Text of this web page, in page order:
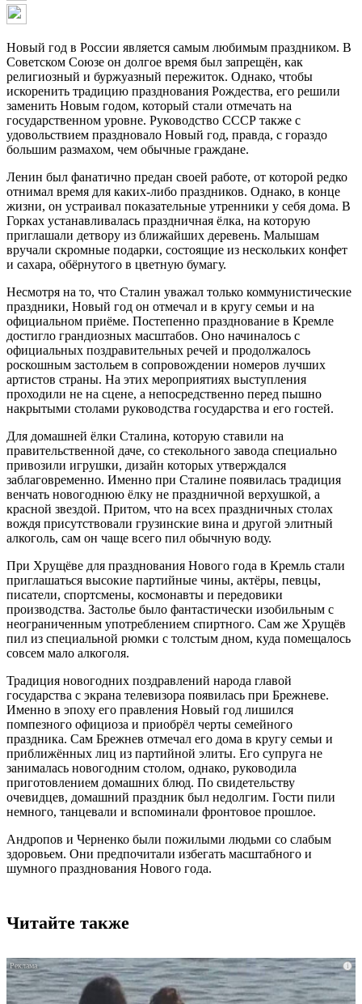
Новый год в России является самым любимым праздником. В
Советском Союзе он долгое время был запрещён, как
религиозный и буржуазный пережиток. Однако, чтобы
искоренить традицию празднования Рождества, его решили
заменить Новым годом, который стали отмечать на
государственном уровне. Руководство СССР также с
удовольствием праздновало Новый год, правда, с гораздо
большим размахом, чем обычные граждане.
Ленин был фанатично предан своей работе, от которой редко
отнимал время для каких-либо праздников. Однако, в конце
жизни, он устраивал показательные утренники у себя дома. В
Горках устанавливалась праздничная ёлка, на которую
приглашали детвору из ближайших деревень. Малышам
вручали скромные подарки, состоящие из нескольких конфет
и сахара, обёрнутого в цветную бумагу.
Несмотря на то, что Сталин уважал только коммунистические
праздники, Новый год он отмечал и в кругу семьи и на
официальном приёме. Постепенно празднование в Кремле
достигло грандиозных масштабов. Оно начиналось с
официальных поздравительных речей и продолжалось
роскошным застольем в сопровождении номеров лучших
артистов страны. На этих мероприятиях выступления
проходили не на сцене, а непосредственно перед пышно
накрытыми столами руководства государства и его гостей.
Для домашней ёлки Сталина, которую ставили на
правительственной даче, со стекольного завода специально
привозили игрушки, дизайн которых утверждался
заблаговременно. Именно при Сталине появилась традиция
венчать новогоднюю ёлку не праздничной верхушкой, а
красной звездой. Притом, что на всех праздничных столах
вождя присутствовали грузинские вина и другой элитный
алкоголь, сам он чаще всего пил обычную воду.
При Хрущёве для празднования Нового года в Кремль стали
приглашаться высокие партийные чины, актёры, певцы,
писатели, спортсмены, космонавты и передовики
производства. Застолье было фантастически изобильным с
неограниченным употреблением спиртного. Сам же Хрущёв
пил из специальной рюмки с толстым дном, куда помещалось
совсем мало алкоголя.
Традиция новогодних поздравлений народа главой
государства с экрана телевизора появилась при Брежневе.
Именно в эпоху его правления Новый год лишился
помпезного официоза и приобрёл черты семейного
праздника. Сам Брежнев отмечал его дома в кругу семьи и
приближённых лиц из партийной элиты. Его супруга не
занималась новогодним столом, однако, руководила
приготовлением домашних блюд. По свидетельству
очевидцев, домашний праздник был недолгим. Гости пили
немного, танцевали и вспоминали фронтовое прошлое.
Андропов и Черненко были пожилыми людьми со слабым
здоровьем. Они предпочитали избегать масштабного и
шумного празднования Нового года.
Читайте также
i